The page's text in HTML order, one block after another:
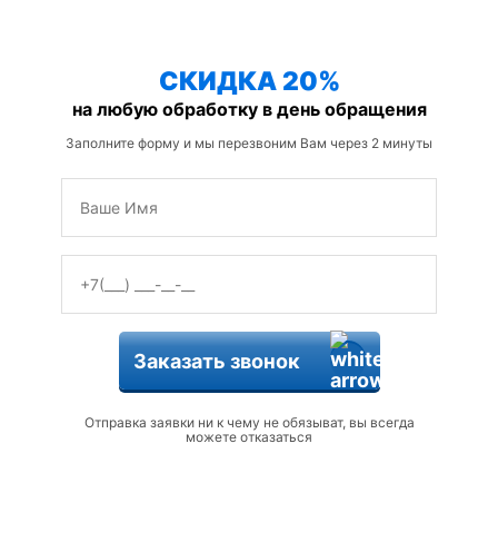
СКИДКА 20%
на любую обработку в день обращения
Заполните форму и мы перезвоним Вам через 2 минуты
Заказать звонок
Отправка заявки ни к чему не обязыват, вы всегда
можете отказаться